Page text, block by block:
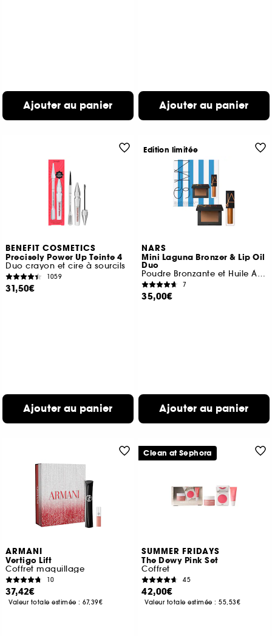
Ajouter au panier Ajouter au panier
BENEFIT COSMETICS
Precisely Power Up Teinte 4
Duo crayon et cire à sourcils
1059
31,50€
Ajouter au panier
NARS
Mini Laguna Bronzer & Lip Oil
Duo
Poudre Bronzante et Huile À Lèvres
7
35,00€
Ajouter au panier
Edition limitée
ARMANI
Vertigo Lift
Coffret maquillage
10
37,42€
Valeur totale estimée :67,39€
SUMMER FRIDAYS
The Dewy Pink Set
Coffret
45
42,00€
Valeur totale estimée :55,53€
Clean at Sephora